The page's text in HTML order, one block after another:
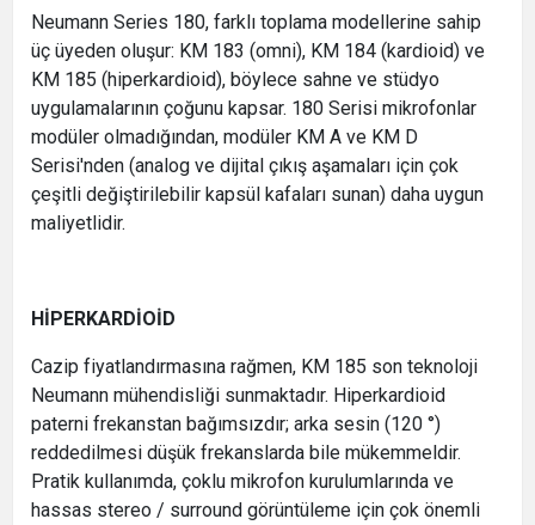
Neumann Series 180, farklı toplama modellerine sahip
üç üyeden oluşur: KM 183 (omni), KM 184 (kardioid) ve
KM 185 (hiperkardioid), böylece sahne ve stüdyo
uygulamalarının çoğunu kapsar. 180 Serisi mikrofonlar
modüler olmadığından, modüler KM A ve KM D
Serisi'nden (analog ve dijital çıkış aşamaları için çok
çeşitli değiştirilebilir kapsül kafaları sunan) daha uygun
maliyetlidir.
HİPERKARDİOİD
Cazip fiyatlandırmasına rağmen, KM 185 son teknoloji
Neumann mühendisliği sunmaktadır. Hiperkardioid
paterni frekanstan bağımsızdır; arka sesin (120 °)
reddedilmesi düşük frekanslarda bile mükemmeldir.
Pratik kullanımda, çoklu mikrofon kurulumlarında ve
hassas stereo / surround görüntüleme için çok önemli